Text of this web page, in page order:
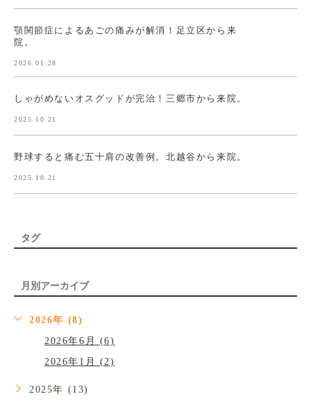
顎関節症によるあごの痛みが解消！足立区から来
院。
2026.01.28
しゃがめないオスグッドが完治！三郷市から来院。
2025.10.21
野球すると痛む五十肩の改善例。北越谷から来院。
2025.10.21
タグ
月別アーカイブ
2026年 (8)
2026年6月 (6)
2026年1月 (2)
2025年 (13)